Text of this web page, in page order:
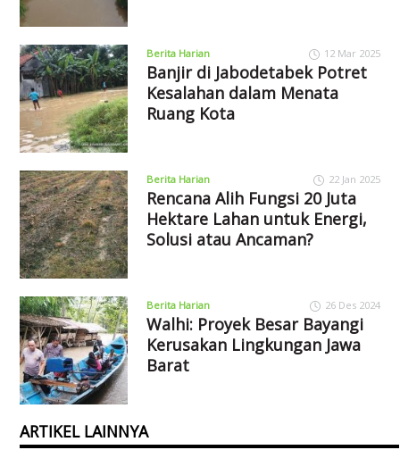
Berita Harian 12 Mar 2025
Banjir di Jabodetabek Potret
Kesalahan dalam Menata
Ruang Kota
Berita Harian 22 Jan 2025
Rencana Alih Fungsi 20 Juta
Hektare Lahan untuk Energi,
Solusi atau Ancaman?
Berita Harian 26 Des 2024
Walhi: Proyek Besar Bayangi
Kerusakan Lingkungan Jawa
Barat
ARTIKEL LAINNYA